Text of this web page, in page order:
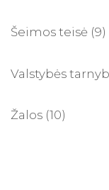
Šeimos teisė (9)
Valstybės
Žalos (10)